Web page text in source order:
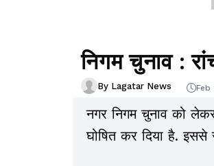
निगम चुनाव :
By Lagatar News Feb
नगर निगम चुनाव को
घोषित कर दिया है. इससे